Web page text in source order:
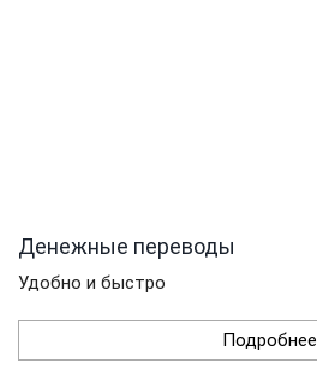
Денежные переводы
Удобно и быстро
Подробнее